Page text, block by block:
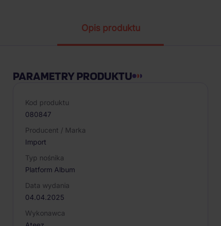
Opis produktu
PARAMETRY PRODUKTU
Kod produktu
080847
Producent / Marka
Import
Typ nośnika
Platform Album
Data wydania
04.04.2025
Wykonawca